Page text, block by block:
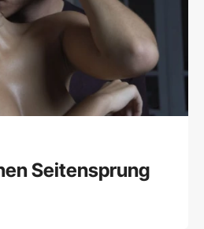
Seitensprung